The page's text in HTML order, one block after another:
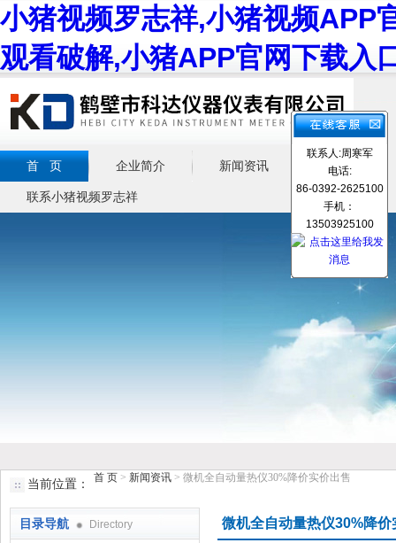
小猪视频罗志祥,小猪视频APP
观看破解,小猪APP官网下载入
鹤壁市小猪视频罗志祥仪器仪表有限公司
首 页 企业简介 新闻资讯 产品展示
联系小猪视频罗志祥
当前位置： 首 页 > 新闻资讯 > 微机全自动量热仪30%降价实价出售
目录导航 Directory 微机全自动量热仪30%降价
联系人:周寒军
电话:
86-0392-2625100
手机：
13503925100